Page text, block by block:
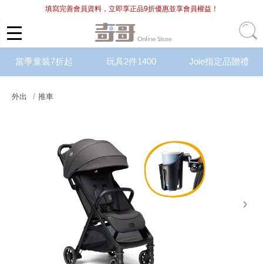
填寫完善會員資料，立即享正品9折優惠並享會員權益！
當季童裝7折起 玩具2件1400 Joie指定品贈禮
外出 推車
next